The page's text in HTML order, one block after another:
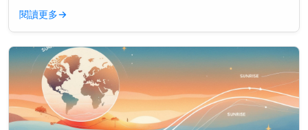
常是一個名叫吉里巴斯的小島國，位於國際日期變更線附近。
地球如何決定誰...
閱讀更多→